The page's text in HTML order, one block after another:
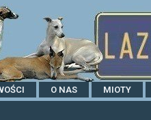
O NAS MIOTY